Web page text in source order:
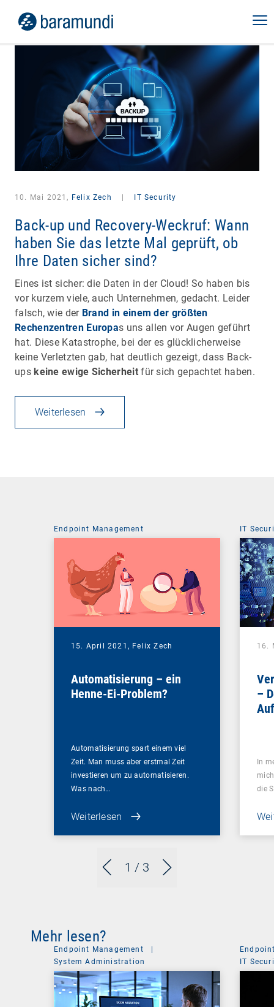
10. Mai 2021, Felix Zech IT Security
Back-up und Recovery-Weckruf: Wann
haben Sie das letzte Mal geprüft, ob
Ihre Daten sicher sind?
Eines ist sicher: die Daten in der Cloud! So haben bis
vor kurzem viele, auch Unternehmen, gedacht. Leider
falsch, wie der Brand in einem der größten
Rechenzentren Europas uns allen vor Augen geführt
hat. Diese Katastrophe, bei der es glücklicherweise
keine Verletzten gab, hat deutlich gezeigt, dass Back-
ups keine ewige Sicherheitfür sich gepachtet haben.
Weiterlesen
1 / 3
Endpoint Management
15. April 2021, Felix Zech
Automatisierung – ein
Henne-Ei-Problem?
Automatisierung spart einem viel
Zeit. Man muss aber erstmal Zeit
investieren um zu automatisieren.
Was nach…
Weiterlesen
IT
16.
–
In
die
Mehr lesen?
Endpoint Management
System Administration
IT